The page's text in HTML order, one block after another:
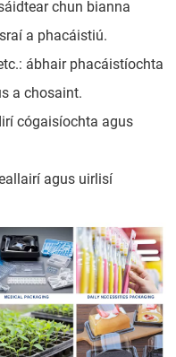
chun bianna
a phacáistiú.
ábhair phacáistíochta
a chosaint.
cógaisíochta agus
agus uirlisí